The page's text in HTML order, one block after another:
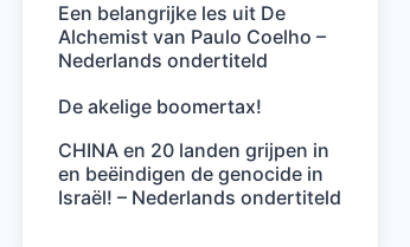
Een belangrijke les uit De
Alchemist van Paulo Coelho –
Nederlands ondertiteld
De akelige boomertax!
CHINA en 20 landen grijpen in
en beëindigen de genocide in
Israël! – Nederlands ondertiteld